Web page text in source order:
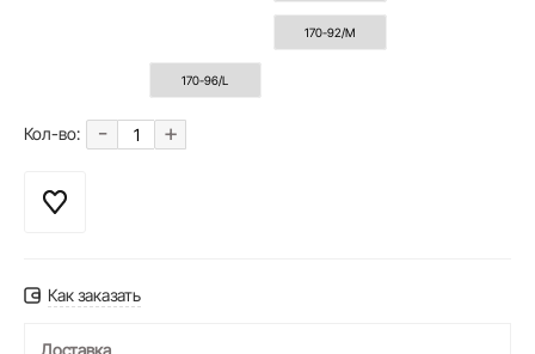
170-92/M
170-96/L
Кол-во: - +
Как заказать
Доставка